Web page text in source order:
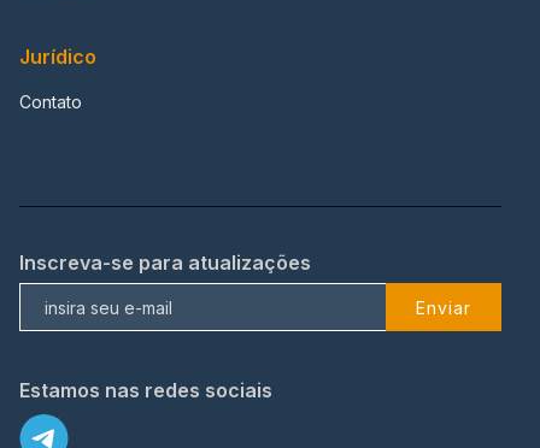
Jurídico
Contato
Inscreva-se para atualizações
Enviar
Estamos nas redes sociais